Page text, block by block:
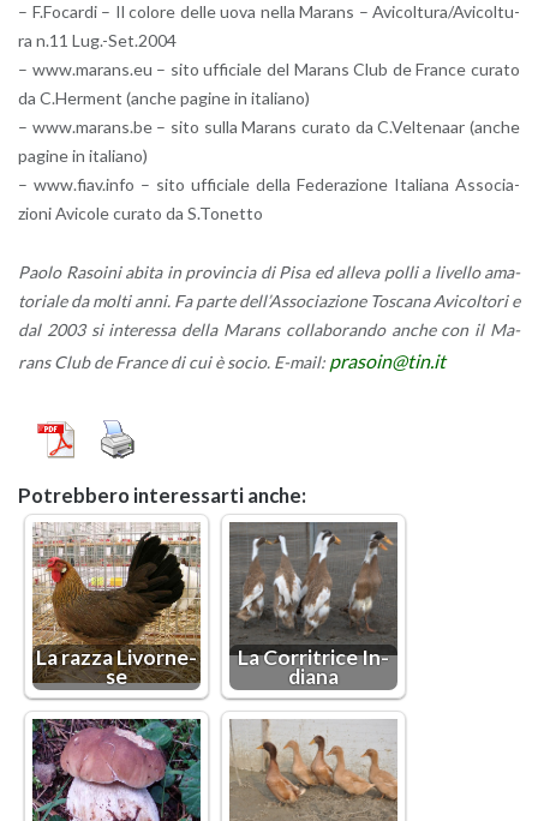
– F.​Focardi – Il co­lo­re delle uova nella Ma­rans – Avi­col­tu­ra/Avi­col­tu­
ra n.11 Lug.-Set.2004
– www.​marans.​eu – sito uf­fi­cia­le del Ma­rans Club de Fran­ce cu­ra­to
da C.​Herment (anche pa­gi­ne in ita­lia­no)
– www.​marans.​be – sito sulla Ma­rans cu­ra­to da C.​Veltenaar (anche
pa­gi­ne in ita­lia­no)
– www.​fiav.​info – sito uf­fi­cia­le della Fe­de­ra­zio­ne Ita­lia­na As­so­cia­
zio­ni Avi­co­le cu­ra­to da S.​Tonetto
Paolo Ra­soi­ni abita in pro­vin­cia di Pisa ed al­le­va polli a li­vel­lo ama­
to­ria­le da molti anni. Fa parte del­l’As­so­cia­zio­ne To­sca­na Avi­col­to­ri e
dal 2003 si in­te­res­sa della Ma­rans col­la­bo­ran­do anche con il Ma­
rans Club de Fran­ce di cui è socio. E-mail: pra­soin@​tin.​it
Po­treb­be­ro in­te­res­sar­ti anche:
La razza Li­vor­ne­
se
La Cor­ri­tri­ce In­
dia­na